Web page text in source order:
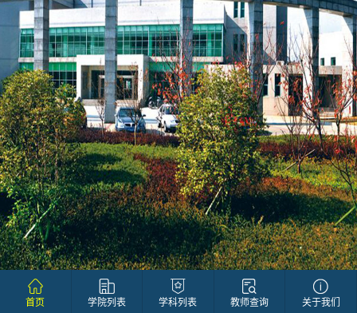
首页 学院列表 学科列表 教师查询 关于我们